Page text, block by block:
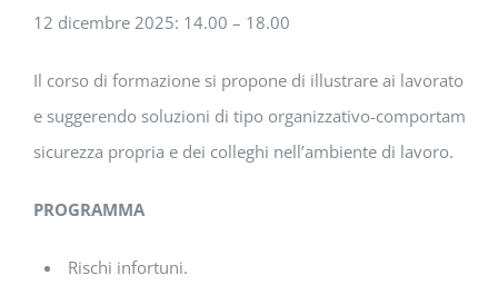
12 dicembre 2025: 14.00 – 18.00
Il corso di formazione si propone di illustrare ai lavoratori i
e suggerendo soluzioni di tipo organizzativo-
sicurezza propria e dei colleghi nell’ambiente di lavoro.
PROGRAMMA
Rischi infortuni.